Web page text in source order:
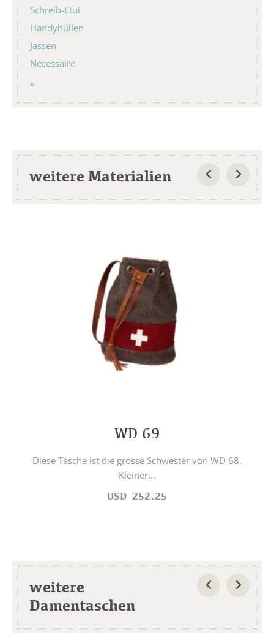
Schreib-Etui
Handyhüllen
Jassen
Necessaire
weitere Materialien
WD 69
Diese Tasche ist die grosse Schwester von WD 68.
Kleiner...
USD 252.25
weitere
Damentaschen